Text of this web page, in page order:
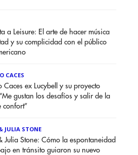
a Leisure: El arte de hacer música
y su complicidad con el público
CACES
Caces ex Lucybell y su proyecto
gustan los desafíos y salir de la
confort”
JULIA STONE
Julia Stone: Cómo la espontaneidad
en tránsito guiaron su nuevo